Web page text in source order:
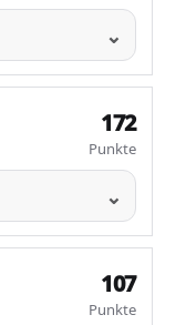
172
Punkte
107
Punkte